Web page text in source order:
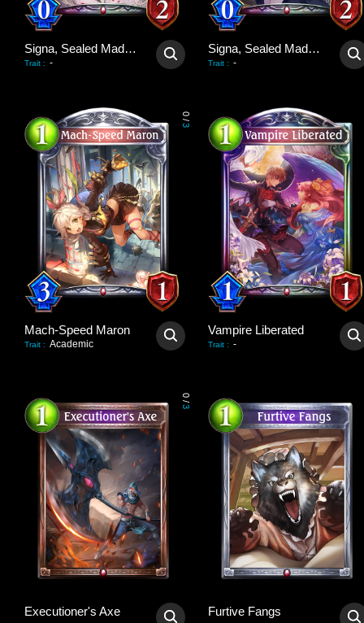
Signa, Sealed Madwolf
Trait : -
Signa, Sealed Madwolf
Trait : -
0
/
3
Mach-Speed Maron
Trait : Academic
Vampire Liberated
Trait : -
0
/
3
Executioner's Axe Furtive Fangs